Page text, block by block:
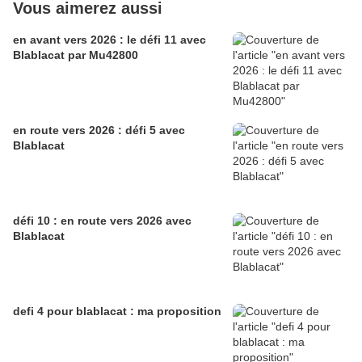
Vous aimerez aussi
en avant vers 2026 : le défi 11 avec
Blablacat par Mu42800
en route vers 2026 : défi 5 avec
Blablacat
défi 10 : en route vers 2026 avec
Blablacat
defi 4 pour blablacat : ma proposition